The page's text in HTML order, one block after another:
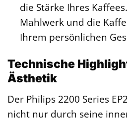
die Stärke Ihres
Mahlwerk und die
Ihrem persönlichen
Technische
Ästhetik
Der Philips 2200 Series
nicht nur durch seine